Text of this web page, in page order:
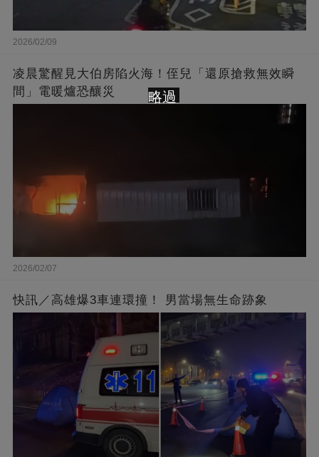
2026/02/09
凌晨驚醒見大伯房陷火海！侄兒「還原搶救無效瞬
間」電暖爐恐釀災
2026/02/07
快訊／高雄爆3車連環撞！ 男當場無生命跡象
略過